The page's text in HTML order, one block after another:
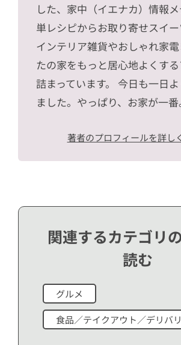
した、家中（イエナカ）情報
単レシピからお取り寄せスイ
インテリア雑貨やおしゃれ家
たの家をもっと居心地よくす
詰まっています。 今日も一日
ました。やっぱり、お家が一番
著者のプロフィールを詳し
関連するカテゴリ
読む
グルメ
食品／テイクアウト／デリバ